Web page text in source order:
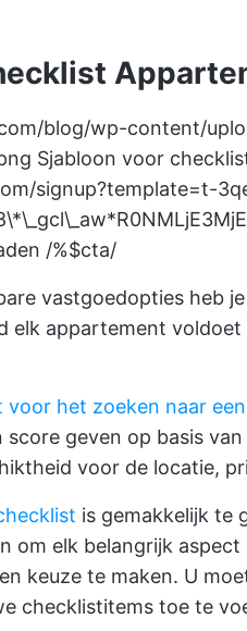
blog/wp-content/
Sjabloon voor
signup?template=t-
/%$cta/
vastgoedopties heb
elk appartement
voor het zoeken naar
geven op basis
voor de locatie,
is gemakkelijk te
om elk belangrijk
keuze te maken. U
checklistitems toe te